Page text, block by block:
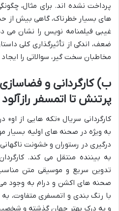
پرداخت نشده اند. برای مثال،
های بسیار خطرناک، گاهی بیش
غیبی فیلمنامه نویس را نشان می
ضعف، اندکی از تأثیرگذاری کلی
مخاطبان سخت گیر، سوالاتی را ایجاد
ب) کارگردانی و
پرتنش تا اتمسفر رازآلود
کارگردانی سریال «تکه هایی از
به ویژه در صحنه های اولیه
درگیری در رستوران و خشونت
به بیننده منتقل می کند.
تدوین سریع و موسیقی متن
صحنه های اکشن و درام به وجود
با رنگ بندی و اتمسفری متفاوت،
و به درک بهتر جهان گذشته و